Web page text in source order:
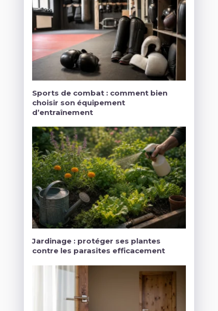
Sports de combat : comment bien
choisir son équipement
d’entraînement
Jardinage : protéger ses plantes
contre les parasites efficacement